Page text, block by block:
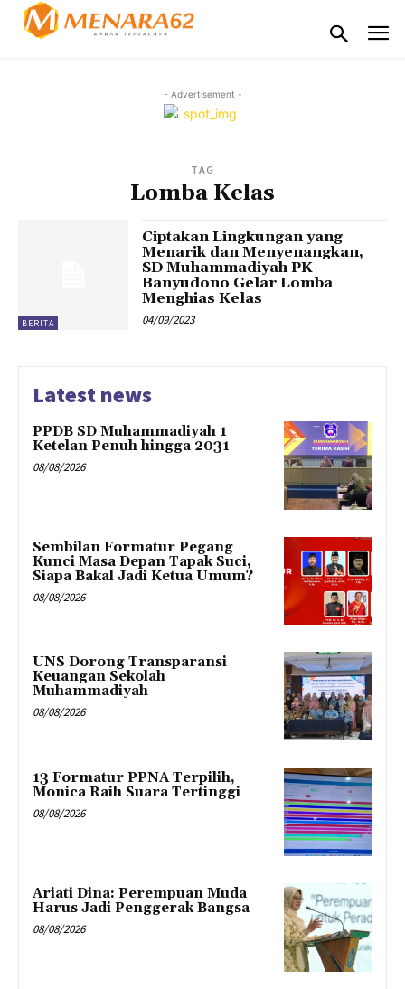
- Advertisement -
TAG
Lomba Kelas
BERITA
Ciptakan Lingkungan yang
Menarik dan Menyenangkan,
SD Muhammadiyah PK
Banyudono Gelar Lomba
Menghias Kelas
04/09/2023
Latest news
PPDB SD Muhammadiyah 1
Ketelan Penuh hingga 2031
08/08/2026
Sembilan Formatur Pegang
Kunci Masa Depan Tapak Suci,
Siapa Bakal Jadi Ketua Umum?
08/08/2026
UNS Dorong Transparansi
Keuangan Sekolah
Muhammadiyah
08/08/2026
13 Formatur PPNA Terpilih,
Monica Raih Suara Tertinggi
08/08/2026
Ariati Dina: Perempuan Muda
Harus Jadi Penggerak Bangsa
08/08/2026